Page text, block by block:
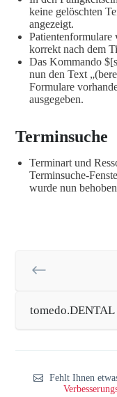
keine gelöschten
angezeigt.
Patientenformulare
korrekt nach dem
Das Kommando
nun den Text
Formulare
ausgegeben.
Terminsuche
Terminart und
Terminsuche-
wurde nun
Fehlt Ihnen